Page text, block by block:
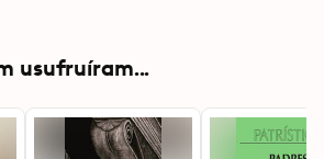
usufruíram...